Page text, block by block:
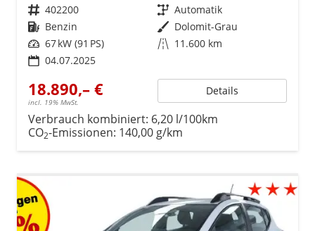
Fahrzeugnr. 402200 Getriebe Automatik
Kraftstoff Benzin Außenfarbe Dolomit-Grau
Leistung 67 kW (91 PS) Kilometerstand 11.600 km
04.07.2025
18.890,– €
incl. 19% MwSt.
Details
Verbrauch kombiniert: 6,20 l/100km
CO2-Emissionen: 140,00 g/km